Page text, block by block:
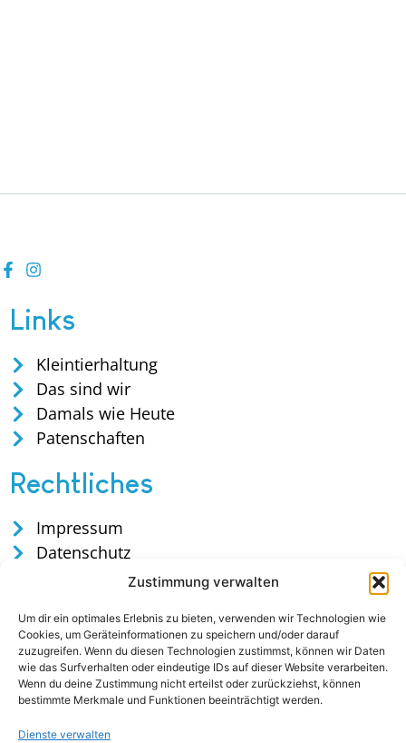
Zustimmung verwalten
Um dir ein optimales Erlebnis zu bieten, verwenden wir Technologien wie
Cookies, um Geräteinformationen zu speichern und/oder darauf
zuzugreifen. Wenn du diesen Technologien zustimmst, können wir Daten
wie das Surfverhalten oder eindeutige IDs auf dieser Website verarbeiten.
Wenn du deine Zustimmung nicht erteilst oder zurückziehst, können
bestimmte Merkmale und Funktionen beeinträchtigt werden.
Dienste verwalten
Links
Kleintierhaltung
Das sind wir
Damals wie Heute
Patenschaften
Rechtliches
Impressum
Datenschutz